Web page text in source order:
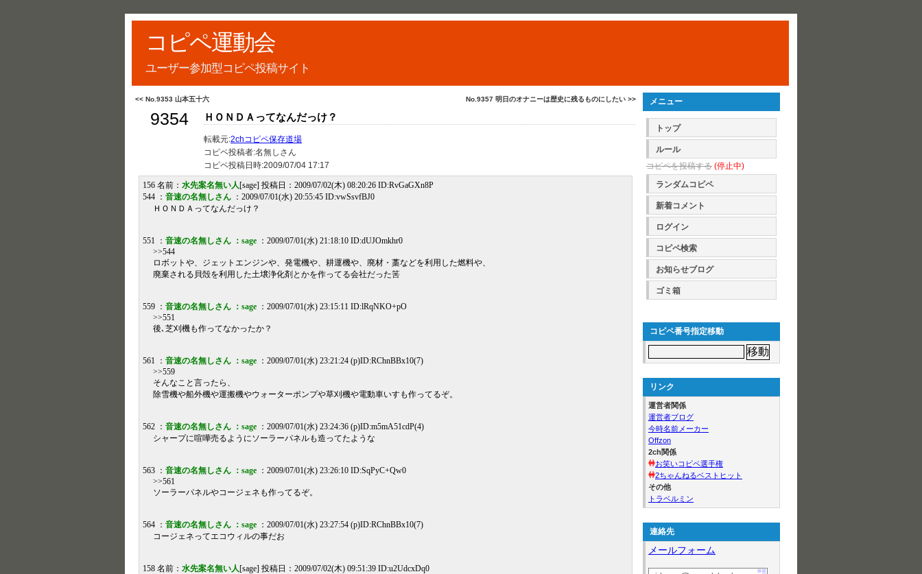
コピペ運動会
ユーザー参加型コピペ投稿サイト
No.9357 明日のオナニーは歴史に残るものにしたい >>
<< No.9353 山本五十六
9354 ＨＯＮＤＡってなんだっけ？
転載元:2chコピペ保存道場
コピペ投稿者:名無しさん
コピペ投稿日時:2009/07/04 17:17
156 名前： 水先案名無い人[sage] 投稿日：2009/07/02(木) 08:20:26 ID:RvGaGXn8P
544 ： 音速の名無しさん ：2009/07/01(水) 20:55:45 ID:vwSsvfBJ0
ＨＯＮＤＡってなんだっけ？
551 ： 音速の名無しさん ：sage ：2009/07/01(水) 21:18:10 ID:dUJOmkhr0
>>544
ロボットや、ジェットエンジンや、発電機や、耕運機や、廃材・藁などを利用した燃料や、
廃棄される貝殻を利用した土壌浄化剤とかを作ってる会社だった筈
559 ： 音速の名無しさん ：sage ：2009/07/01(水) 23:15:11 ID:lRqNKO+pO
>>551
後､芝刈機も作ってなかったか？
561 ： 音速の名無しさん ：sage ：2009/07/01(水) 23:21:24 (p)ID:RChnBBx10(7)
>>559
そんなこと言ったら、
除雪機や船外機や運搬機やウォーターポンプや草刈機や電動車いすも作ってるぞ。
562 ： 音速の名無しさん ：sage ：2009/07/01(水) 23:24:36 (p)ID:m5mA51cdP(4)
シャープに喧嘩売るようにソーラーパネルも造ってたような
563 ： 音速の名無しさん ：sage ：2009/07/01(水) 23:26:10 ID:SqPyC+Qw0
>>561
ソーラーパネルやコージェネも作ってるぞ。
564 ： 音速の名無しさん ：sage ：2009/07/01(水) 23:27:54 (p)ID:RChnBBx10(7)
コージェネってエコウィルの事だお
158 名前： 水先案名無い人[sage] 投稿日：2009/07/02(木) 09:51:39 ID:u2UdcxDq0
メニュー
トップ
ルール
コピペを投稿する (停止中)
ランダムコピペ
新着コメント
ログイン
コピペ検索
お知らせブログ
ゴミ箱
コピペ番号指定移動
リンク
運営者関係
運営者ブログ
今時名前メーカー
Offzon
2ch関係
お笑いコピペ選手権
2ちゃんねるベストヒット
その他
トラベルミン
連絡先
メールフォーム